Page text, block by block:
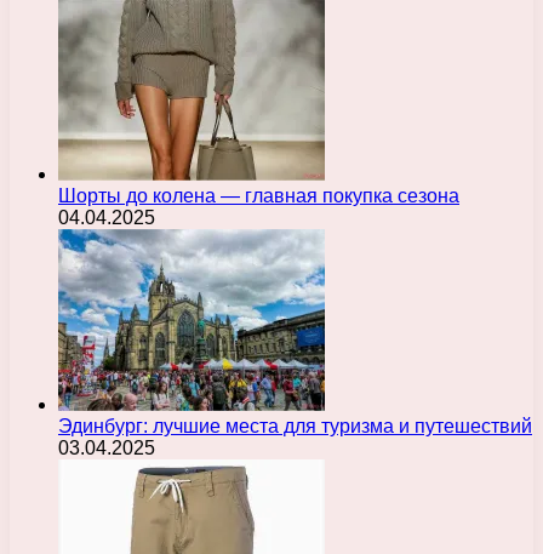
Шорты до колена — главная покупка сезона
04.04.2025
Эдинбург: лучшие места для туризма и путешествий
03.04.2025